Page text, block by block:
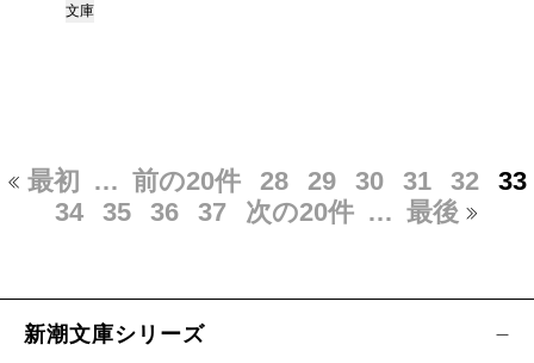
文庫
最初 … 前の20件 28 29 30 31 32
33
34
35 36 37 次の20件 … 最後
新潮文庫シリーズ